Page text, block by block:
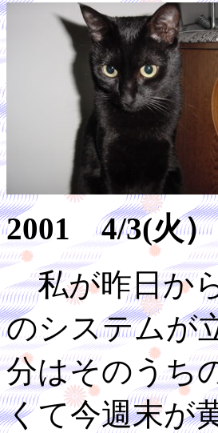
2001 4/3(火
私が昨日から
のシステムが
分はそのうち
くて今週末が